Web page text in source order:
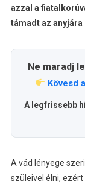
azzal a
támadt az anyjára
Ne maradj
Kövesd
A legfrissebb
A vád lényege
szüleivel élni,